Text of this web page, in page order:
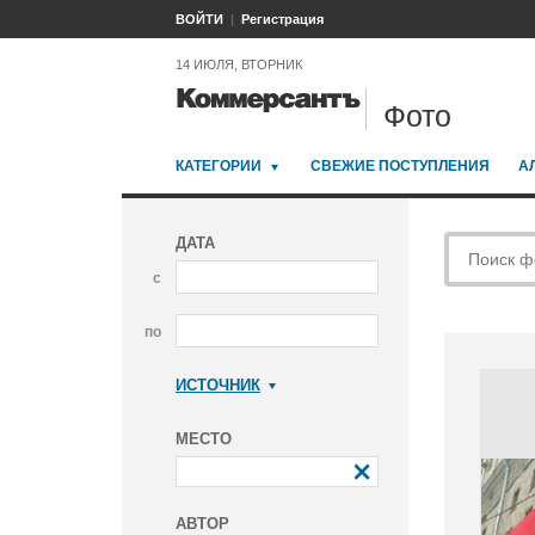
ВОЙТИ Регистрация
14 ИЮЛЯ, ВТОРНИК
Фото
КАТЕГОРИИ СВЕЖИЕ ПОСТУПЛЕНИЯ
ДАТА
с
по
ИСТОЧНИК
МЕСТО
АВТОР